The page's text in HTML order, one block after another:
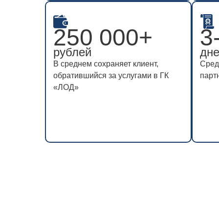
250 000+
рублей
В среднем сохраняет клиент,
обратившийся за услугами в ГК
«ЛОД»
250 000+
рублей
В среднем сохраняет клиент,
обратившийся за услугами в ГК
«ЛОД»